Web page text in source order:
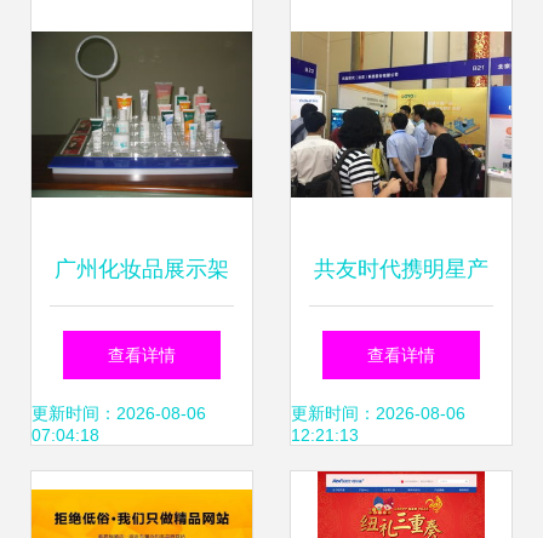
广州化妆品展示架
制作厂网站建设指
南 打造专业形象与
提升业务转化
查看详情
更新时间：2026-08-06
07:04:18
共友时代携明星产
品亮相第四届工程
建设行业互联网大
会，助力智慧工地
查看详情
更新时间：2026-08-06
12:21:13